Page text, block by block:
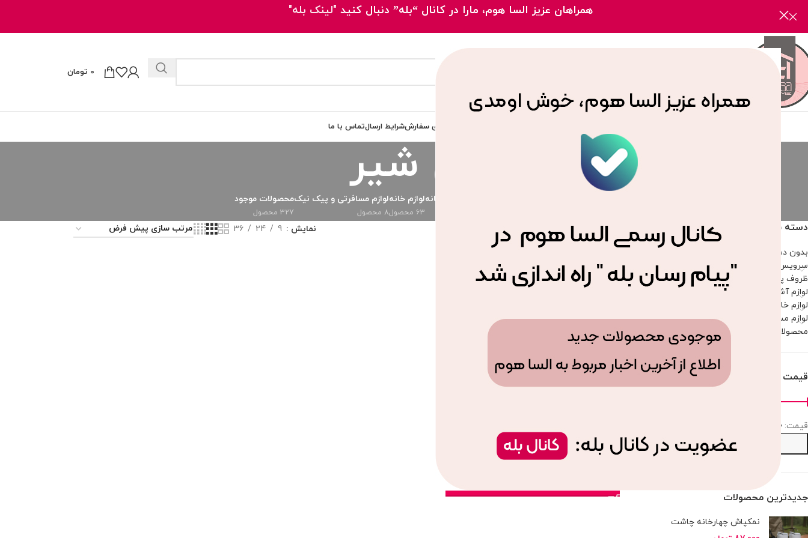
همراهان عزیز السا هوم، مارا در کانال “بله” دنبال کنید "لینک بله"
0 تومان
پیگیری سفارششرایط ارسالتماس با ما
جای شیر
لوازم آشپزخانهلوازم خانه
63 محصول
لوازم مسافرتی و پیک نیک
8 محصول
محصولات موجود
327 محصول
دسته بندی محصولات
بدون دسته‌بندی
سرویس جهیزیه
ظروف پذیرایی
لوازم آشپزخانه
لوازم خانه
لوازم مسافرتی و پیک نیک
محصولات موجود
قیمت
صافی
قيمت: 114,060 تومان
جدیدترین محصولات
نمکپاش چهارخانه چاشت
خانه/ محصولات برچسب خورده “جای شیر” نمایش 9
24
36
جای شیر